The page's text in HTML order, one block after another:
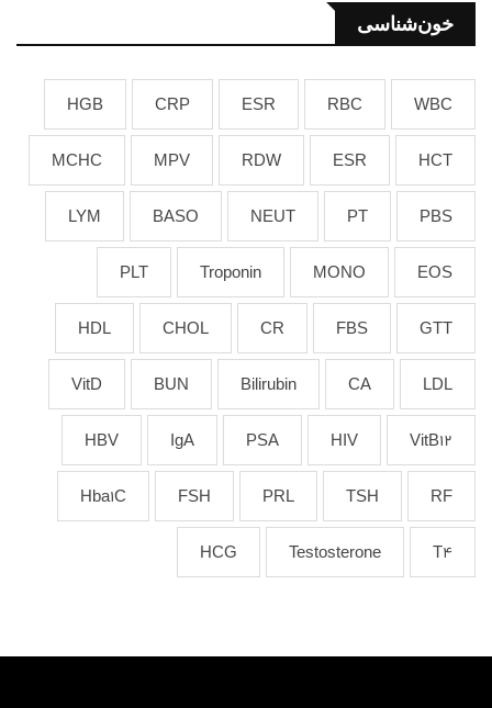
خون‌شناسی
WBC
RBC
ESR
CRP
HGB
HCT
ESR
RDW
MPV
MCHC
PBS
PT
NEUT
BASO
LYM
EOS
MONO
Troponin
PLT
GTT
FBS
CR
CHOL
HDL
LDL
CA
Bilirubin
BUN
VitD
VitB12
HIV
PSA
IgA
HBV
RF
TSH
PRL
FSH
Hba1C
T4
Testosterone
HCG